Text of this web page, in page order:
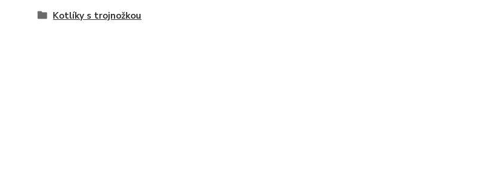
Kotlíky s trojnožkou